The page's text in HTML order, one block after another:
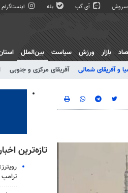
سروش آی گپ بله اینستاگرام
بازار ورزش سیاست
بین‌الملل
و آفریقای شمالی آفریقای مرکزی و جنوبی
تازه‌ترین
ترامپ